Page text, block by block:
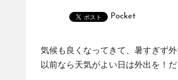
Pocket
気候も良くなってきて、暑すぎず
以前なら天気がよい日は外出を！